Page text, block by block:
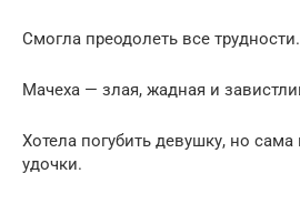
Смогла преодолеть все трудности.
Мачеха — злая, жадная и
Хотела погубить девушку, но
удочки.